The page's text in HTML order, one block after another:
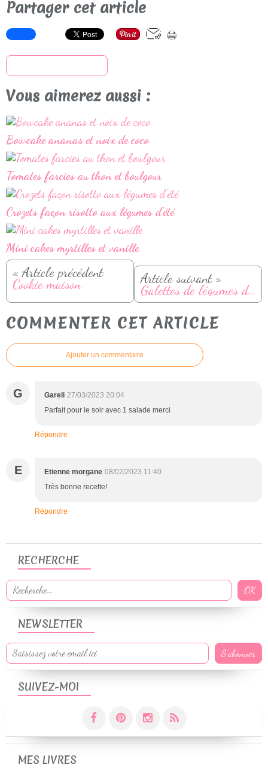
Partager cet article
Vous aimerez aussi :
Bowcake ananas et noix de coco
Tomates farcies au thon et boulgour
Crozets façon risotto aux légumes d'été
Mini cakes myrtilles et vanille
« Article précédent
Cookie maison Article suivant »
Galettes de légumes d'automne (courge et carotte)
COMMENTER CET ARTICLE
Ajouter un commentaire
G Gareli 27/03/2023 20:04
Parfait pour le soir avec 1 salade merci
Répondre
E Etienne morgane 08/02/2023 11:40
Très bonne recette!
Répondre
NEWSLETTER
SUIVEZ-MOI
RECHERCHE
MES LIVRES